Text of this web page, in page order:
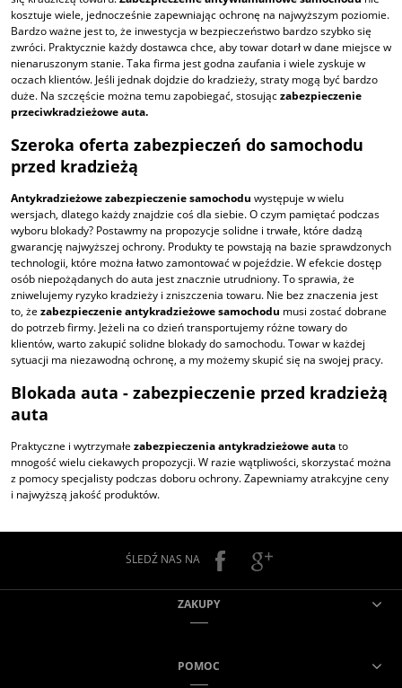
kosztuje wiele, jednocześnie zapewniając ochronę na najwyższym poziomie.
Bardzo ważne jest to, że inwestycja w bezpieczeństwo bardzo szybko się
zwróci. Praktycznie każdy dostawca chce, aby towar dotarł w dane miejsce w
nienaruszonym stanie. Taka firma jest godna zaufania i wiele zyskuje w
oczach klientów. Jeśli jednak dojdzie do kradzieży, straty mogą być bardzo
duże. Na szczęście można temu zapobiegać, stosujączabezpieczenie
przeciwkradzieżowe auta.
Szeroka oferta zabezpieczeń do samochodu
przed kradzieżą
Antykradzieżowe zabezpieczenie samochodu występuje w wielu
wersjach, dlatego każdy znajdzie coś dla siebie. O czym pamiętać podczas
wyboru blokady? Postawmy na propozycje solidne i trwałe, które dadzą
gwarancję najwyższej ochrony. Produkty te powstają na bazie sprawdzonych
technologii, które można łatwo zamontować w pojeździe. W efekcie dostęp
osób niepożądanych do auta jest znacznie utrudniony. To sprawia, że
zniwelujemy ryzyko kradzieży i zniszczenia towaru. Nie bez znaczenia jest
to, że zabezpieczenie antykradzieżowe samochodu musi zostać dobrane
do potrzeb firmy. Jeżeli na co dzień transportujemy różne towary do
klientów, warto zakupić solidne blokady do samochodu. Towar w każdej
sytuacji ma niezawodną ochronę, a my możemy skupić się na swojej pracy.
Blokada auta - zabezpieczenie przed kradzieżą
auta
Praktyczne i wytrzymałe zabezpieczenia antykradzieżowe autato
mnogość wielu ciekawych propozycji. W razie wątpliwości, skorzystać można
z pomocy specjalisty podczas doboru ochrony. Zapewniamy atrakcyjne ceny
i najwyższą jakość produktów.
ŚLEDŹ NAS NA
ZAKUPY
POMOC